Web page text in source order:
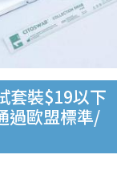
套裝$19以下
過歐盟標準/